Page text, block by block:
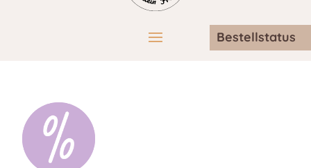
Bestellstatus